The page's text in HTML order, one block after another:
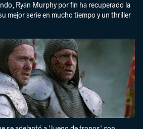
Ryan Murphy por fin ha recuperado la
mejor serie en mucho tiempo y un thriller